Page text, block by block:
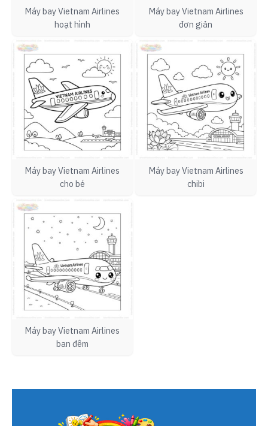
Máy bay Vietnam Airlines
hoạt hình
Máy bay Vietnam Airlines
đơn giản
Máy bay Vietnam Airlines
cho bé
Máy bay Vietnam Airlines
chibi
Máy bay Vietnam Airlines
ban đêm